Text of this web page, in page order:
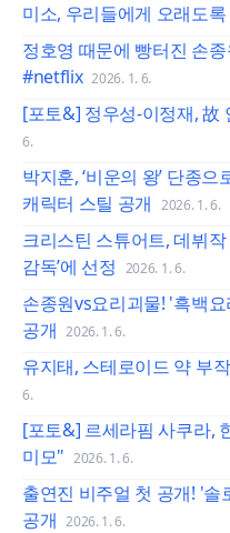
미소, 우리들에게 오래도
정호영 때문에 빵터진 손
#netflix 2026. 1. 6.
[포토&] 정우성-이정재, 故
6.
박지훈, ‘비운의 왕’ 단종
캐릭터 스틸 공개 2026. 1. 6.
크리스틴 스튜어트, 데뷔
감독’에 선정 2026. 1. 6.
손종원vs요리괴물! '흑백
공개 2026. 1. 6.
유지태, 스테로이드 약 부
6.
[포토&] 르세라핌 사쿠라,
미모" 2026. 1. 6.
출연진 비주얼 첫 공개! '
공개 2026. 1. 6.